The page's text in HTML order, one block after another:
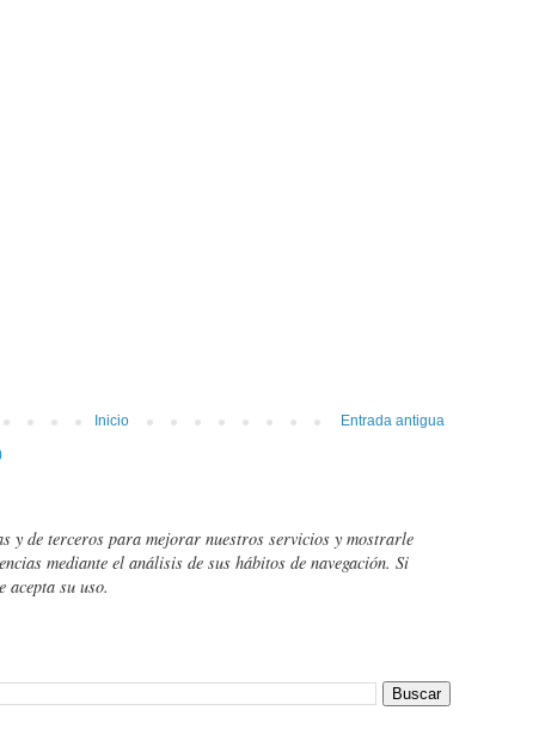
Entrada antigua
Inicio
y de terceros para mejorar nuestros servicios y mostrarle
mediante el análisis de sus hábitos de navegación. Si
acepta su uso.